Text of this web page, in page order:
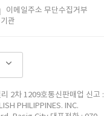
이메일주소 무단수집거부
관
2차 1209호통신판매업 신고 :
PHILIPPINES. INC.